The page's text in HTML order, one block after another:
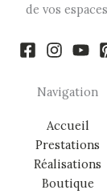
de vos
Navigation
Accueil
Prestations
Réalisations
Boutique